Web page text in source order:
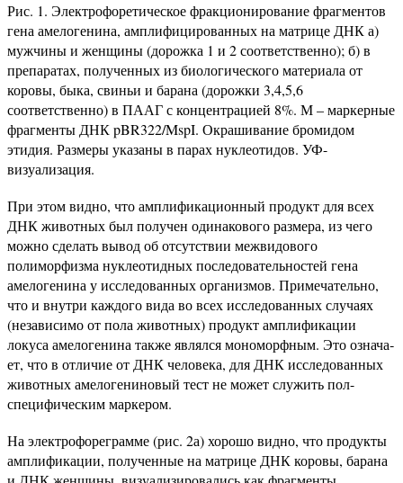
Рис. 1. Электрофоретическое фракционирование фрагментов
гена амелогенина, амплифицированных на матрице ДНК а)
мужчины и женщины (дорожка 1 и 2 соответственно); б) в
препаратах, полученных из биологического материала от
коровы, быка, свиньи и барана (дорожки 3,4,5,6
соответственно) в ПААГ с концентрацией 8%. М – маркерные
фрагменты ДНК pBR322/MspI. Окрашивание бромидом
этидия. Размеры указаны в парах нуклеотидов. УФ-
визуализация.
При этом видно, что амплификационный продукт для всех
ДНК животных был получен одинакового размера, из чего
можно сделать вывод об отсутствии межвидового
полиморфизма нуклеотидных последовательностей гена
амелогенина у исследованных организмов. Примечательно,
что и внутри каждого вида во всех исследованных слу­чаях
(независимо от пола животных) продукт амплификации
локуса амелогенина также являлся мономорфным. Это означа­
ет, что в отличие от ДНК человека, для ДНК иссле­дованных
животных амелогениновый тест не мо­жет служить пол-
специфическим маркером.
На электрофореграмме (рис. 2а) хорошо видно, что продукты
амплификации, полученные на матрице ДНК коровы, барана